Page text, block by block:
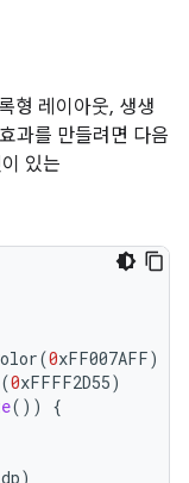
형 레이아웃, 생생
과를 만들려면 다음
있는
(0xFF007AFF)
(0xFFFF2D55)
())
{
dp)